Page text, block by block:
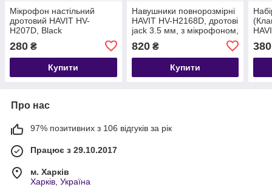
Мікрофон настільний
дротовий HAVIT HV-
H207D, Black
280 ₴
Купити
Навушники повнорозмірні
HAVIT HV-H2168D, дротові
jack 3.5 мм, з мікрофоном,
820₴
Купити
380
Про нас
97% позитивних з 106 відгуків за рік
Працює з 29.10.2017
м. Харків
Харків, Україна